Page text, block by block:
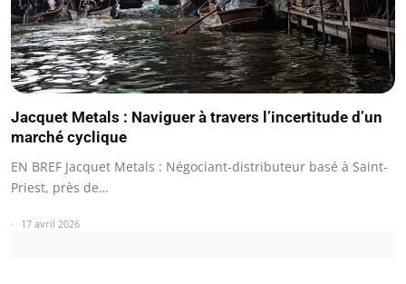
Jacquet Metals : Naviguer à travers l’incertitude d’un
marché cyclique
EN BREF Jacquet Metals : Négociant-distributeur basé à Saint-
Priest, près de…
17 avril 2026